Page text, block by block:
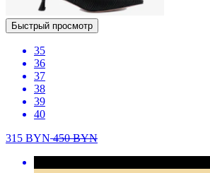
Быстрый просмотр
35
36
37
38
39
40
315 BYN450BYN